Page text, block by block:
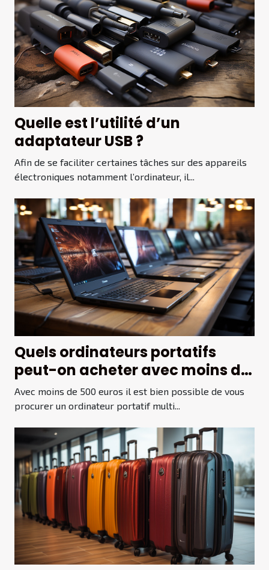
Quelle est l’utilité d’un
adaptateur USB ?
Afin de se faciliter certaines tâches sur des appareils
électroniques notamment l’ordinateur, il...
Quels ordinateurs portatifs
peut-on acheter avec moins de
500 euros ?
Avec moins de 500 euros il est bien possible de vous
procurer un ordinateur portatif multi...